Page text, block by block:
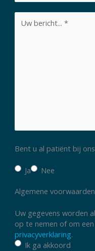
Bericht
Bent u al patiënt bij
Ja Nee
Algemene
Uw gegevens worden
op te nemen of om
privacyverklaring.
Ik ga akkoord